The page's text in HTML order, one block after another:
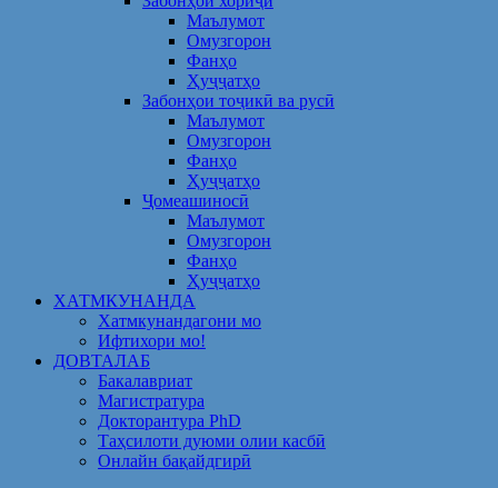
Маълумот
Омузгорон
Фанҳо
Ҳуҷҷатҳо
Забонҳои тоҷикӣ ва русӣ
Маълумот
Омузгорон
Фанҳо
Ҳуҷҷатҳо
Ҷомеашиносӣ
Маълумот
Омузгорон
Фанҳо
Ҳуҷҷатҳо
ХАТМКУНАНДА
Хатмкунандагони мо
Ифтихори мо!
ДОВТАЛАБ
Бакалавриат
Магистратура
Докторантура PhD
Таҳсилоти дуюми олии касбӣ
Онлайн бақайдгирӣ